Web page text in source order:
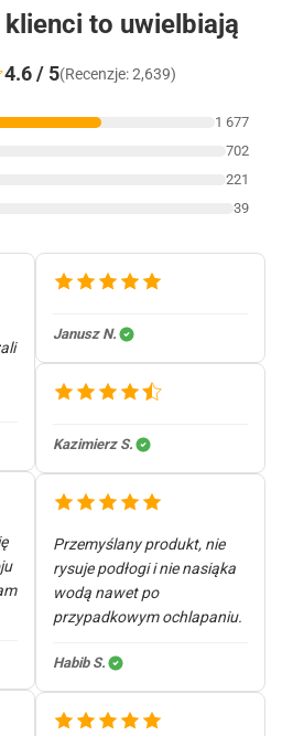
to uwielbiają
4.6 / 5(Recenzje: 2,639)
1 677
702
221
39
Janusz N.
Kazimierz S.
Przemyślany produkt, nie
rysuje podłogi i nie nasiąka
wodą nawet po
przypadkowym ochlapaniu.
Habib S.